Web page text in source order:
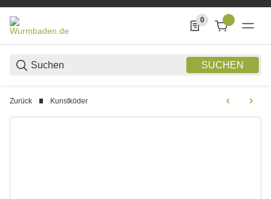
SUCHEN
0
0 Produkte in der
Zurück Kunstköder